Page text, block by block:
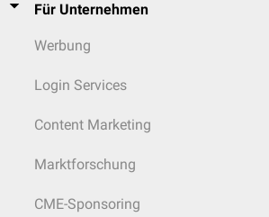
Für Unternehmen
Werbung
Login Services
Content Marketing
Marktforschung
CME-Sponsoring